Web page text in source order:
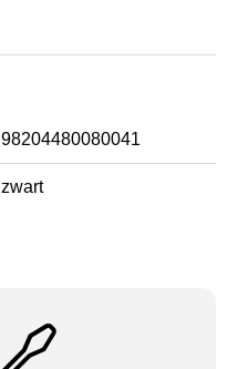
98204480080041
zwart